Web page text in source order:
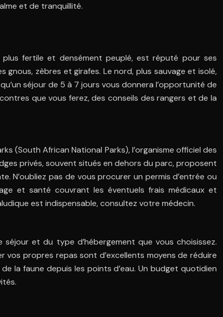
et de tranquillité.
fertile et densément peuplé, est réputé pour ses
zèbres et girafes. Le nord, plus sauvage et isolé,
séjour de 5 à 7 jours vous donnera l’opportunité de
que vous ferez, des conseils des rangers et de la
(South African National Parks), l’organisme officiel des
privés, souvent situés en dehors du parc, proposent
N’oubliez pas de vous procurer un permis d’entrée ou
et santé couvrant les éventuels frais médicaux et
est indispensable, consultez votre médecin.
et du type d’hébergement que vous choisissez.
vos propres repas sont d’excellents moyens de réduire
la faune depuis les points d’eau. Un budget quotidien